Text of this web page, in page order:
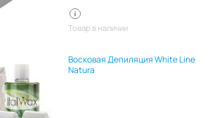
Товар в наличии
Восковая Депиляция White Line
Natura